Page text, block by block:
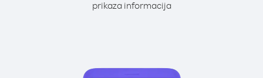
prikaza informacija